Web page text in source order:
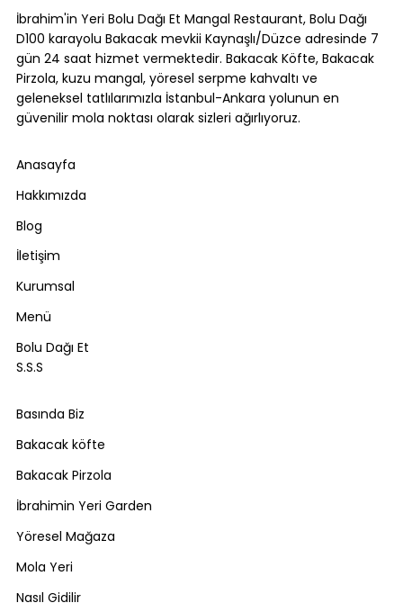
Plajlar, Sezon Takvimi ve Gezi Planı
İbrahim'in Yeri Bolu Dağı Et Mangal Restaurant, Bolu Dağı
D100 karayolu Bakacak mevkii Kaynaşlı/Düzce adresinde 7
gün 24 saat hizmet vermektedir. Bakacak Köfte, Bakacak
Pirzola, kuzu mangal, yöresel serpme kahvaltı ve
geleneksel tatlılarımızla İstanbul-Ankara yolunun en
güvenilir mola noktası olarak sizleri ağırlıyoruz.
Anasayfa
Hakkımızda
Blog
İletişim
Kurumsal
Menü
Bolu Dağı Et
S.S.S
Basında Biz
Bakacak köfte
Bakacak Pirzola
İbrahimin Yeri Garden
Yöresel Mağaza
Mola Yeri
Nasıl Gidilir